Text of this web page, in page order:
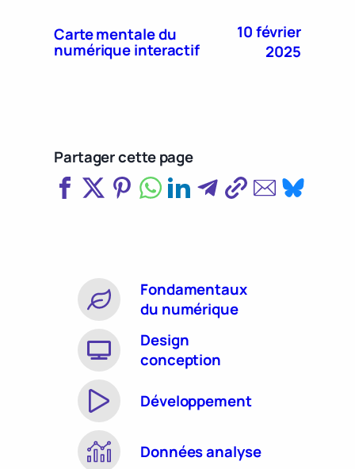
Carte mentale du
numérique interactif
10 février
2025
Partager cette page
Fondamentaux
du numérique
Design
conception
Développement
Données analyse